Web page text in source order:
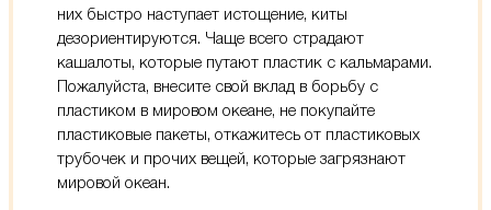
них быстро наступает истощение, киты
дезориентируются. Чаще всего страдают
кашалоты, которые путают пластик с кальмарами.
Пожалуйста, внесите свой вклад в борьбу с
пластиком в мировом океане, не покупайте
пластиковые пакеты, откажитесь от пластиковых
трубочек и прочих вещей, которые загрязнают
мировой океан.